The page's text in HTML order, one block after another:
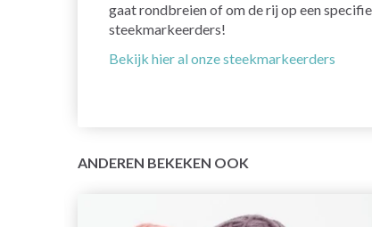
gaat rondbreien of om de rij op een
steekmarkeerders!
Bekijk hier al onze steekmarkeerders
ANDEREN BEKEKEN OOK